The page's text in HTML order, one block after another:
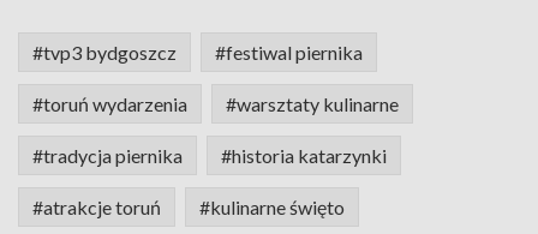
#tvp3 bydgoszcz #festiwal piernika
#toruń wydarzenia #warsztaty kulinarne
#tradycja piernika #historia katarzynki
#atrakcje toruń #kulinarne święto